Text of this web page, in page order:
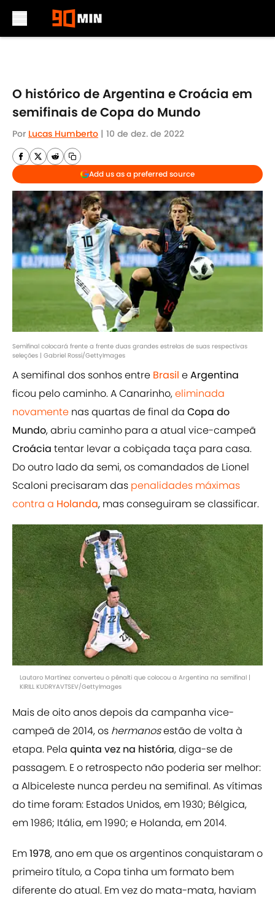
O histórico de Argentina e Croácia em
semifinais de Copa do Mundo
Por Lucas Humberto | 10 de dez. de 2022
Add us as a preferred source
Semifinal colocará frente a frente duas grandes estrelas de suas respectivas
seleções | Gabriel Rossi/GettyImages
A semifinal dos sonhos entre Brasil eArgentina
ficou pelo caminho. A Canarinho,eliminada
novamente nas quartas de final da Copa do
Mundo, abriu caminho para a atual vice-campeã
Croácia tentar levar a cobiçada taça para casa.
Do outro lado da semi, os comandados de Lionel
Scaloni precisaram das penalidades máximas
contra a Holanda, mas conseguiram se classificar.
Lautaro Martínez converteu o pênalti que colocou a Argentina na semifinal |
KIRILL KUDRYAVTSEV/GettyImages
Mais de oito anos depois da campanha vice-
campeã de 2014, os hermanosestão de volta à
etapa. Pela quinta vez na história, diga-se de
passagem. E o retrospecto não poderia ser melhor:
a Albiceleste nunca perdeu na semifinal. As vítimas
do time foram: Estados Unidos, em 1930; Bélgica,
em 1986; Itália, em 1990; e Holanda, em 2014.
Em1978, ano em que os argentinos conquistaram o
primeiro título, a Copa tinha um formato bem
diferente do atual. Em vez do mata-mata, haviam